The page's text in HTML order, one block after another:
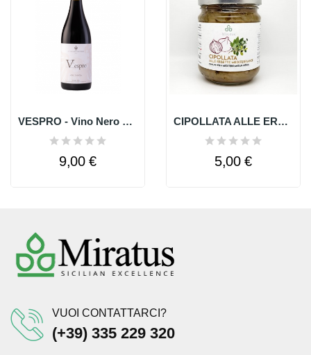
VESPRO - Vino Nero D'avola
9,00 €
CIPOLLATA ALLE ERBE MEDITERRANEE
5,00 €
VUOI CONTATTARCI?
(+39) 335 229 320